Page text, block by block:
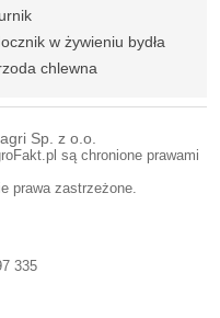
w żywieniu bydła
chlewna
Sp. z o.o.
są chronione prawami
prawa zastrzeżone.
335